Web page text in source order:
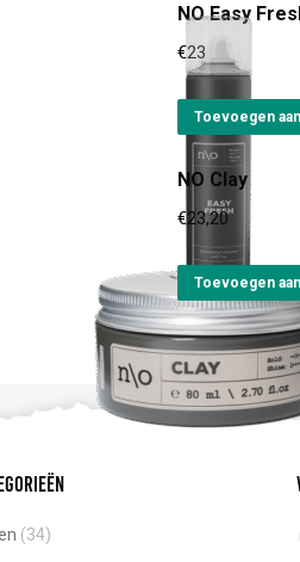
NO Easy
€23,30
Toevoegen
NO Clay
€23,20
Toevoegen
(34)